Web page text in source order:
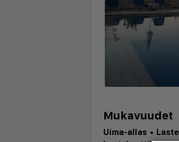
Mukavuudet
Uima-allas •